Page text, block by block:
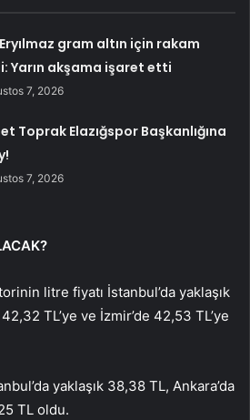
gram altın için rakam
Yarın akşama işaret etti
7, 2026
Toprak Elazığspor Başkanlığına
7, 2026
litre fiyatı İstanbul’da yaklaşık
TL’ye ve İzmir’de 42,53 TL’ye
yaklaşık 38,38 TL, Ankara’da
TL oldu.